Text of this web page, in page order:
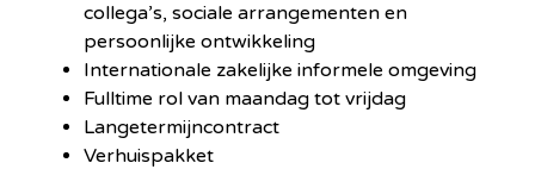
collega’s, sociale arrangementen en
persoonlijke ontwikkeling
Internationale zakelijke informele omgeving
Fulltime rol van maandag tot vrijdag
Langetermijncontract
Verhuispakket